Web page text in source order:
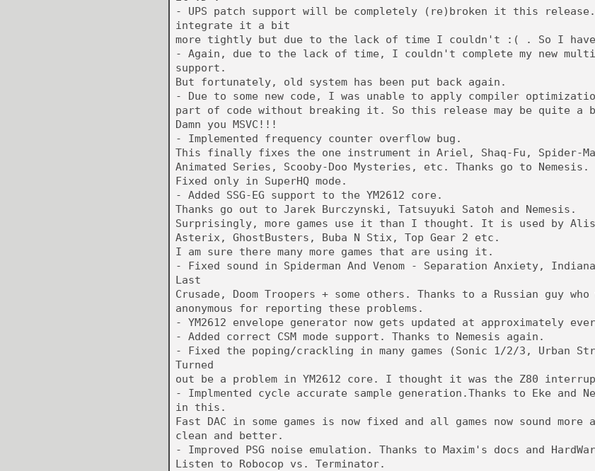
- UPS patch support will be completely (re)broken it this
integrate it a bit
more tightly but due to the lack of time I couldn't :( . So I
- Again, due to the lack of time, I couldn't complete my new
support.
But fortunately, old system has been put back again.
- Due to some new code, I was unable to apply compiler
part of code without breaking it. So this release may be quite a
Damn you MSVC!!!
- Implemented frequency counter overflow bug.
This finally fixes the one instrument in Ariel, Shaq-Fu, Spider-
Animated Series, Scooby-Doo Mysteries, etc. Thanks go to Nemesis.
Fixed only in SuperHQ mode.
- Added SSG-EG support to the YM2612 core.
Thanks go out to Jarek Burczynski, Tatsuyuki Satoh and Nemesis.
Surprisingly, more games use it than I thought. It is used by
Asterix, GhostBusters, Buba N Stix, Top Gear 2 etc.
I am sure there many more games that are using it.
- Fixed sound in Spiderman And Venom - Separation Anxiety,
Last
Crusade, Doom Troopers + some others. Thanks to a Russian guy
anonymous for reporting these problems.
- YM2612 envelope generator now gets updated at approximately
- Added correct CSM mode support. Thanks to Nemesis again.
- Fixed the poping/crackling in many games (Sonic 1/2/3, Urban
Turned
out be a problem in YM2612 core. I thought it was the Z80
- Implmented cycle accurate sample generation.Thanks to Eke and
in this.
Fast DAC in some games is now fixed and all games now sound more
clean and better.
- Improved PSG noise emulation. Thanks to Maxim's docs and
Listen to Robocop vs. Terminator.